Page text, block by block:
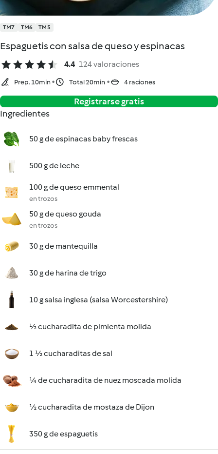
TM7 TM6 TM5
Espaguetis con salsa de queso y espinacas
4.4 124 valoraciones
Prep. 10min Total 20min 4 raciones
Registrarse gratis
Ingredientes
50 g de espinacas baby frescas
500 g de leche
100 g de queso emmental
en trozos
50 g de queso gouda
en trozos
30 g de mantequilla
30 g de harina de trigo
10 g salsa inglesa (salsa Worcestershire)
½ cucharadita de pimienta molida
1 ½ cucharaditas de sal
¼ de cucharadita de nuez moscada molida
½ cucharadita de mostaza de Dijon
350 g de espaguetis